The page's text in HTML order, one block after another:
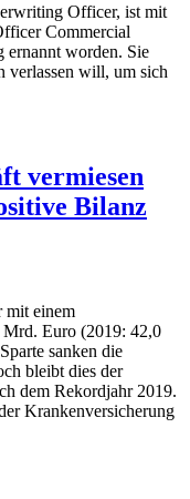
Officer, ist mit
Commercial
ernannt worden. Sie
verlassen will, um sich
vermiesen
Bilanz
mit einem
Euro (2019: 42,0
sanken die
bleibt dies der
dem Rekordjahr 2019.
Krankenversicherung